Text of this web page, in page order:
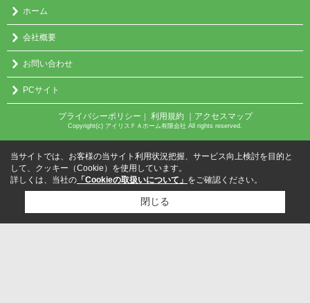
ホーム
会社概要
お問い合わせ
PCサイト
プライバシーポリシー ｜ 利用規約 ｜アクセスマップ
Copyright(c) アイリスＦＡホーム有限会社 All rights reserved.
当サイトでは、お客様の当サイト利用状況把握、サービス向上検討を目的と
して、クッキー（Cookie）を使用しています。
詳しくは、当社の 「Cookieの取扱いについて」 をご確認ください。
閉じる